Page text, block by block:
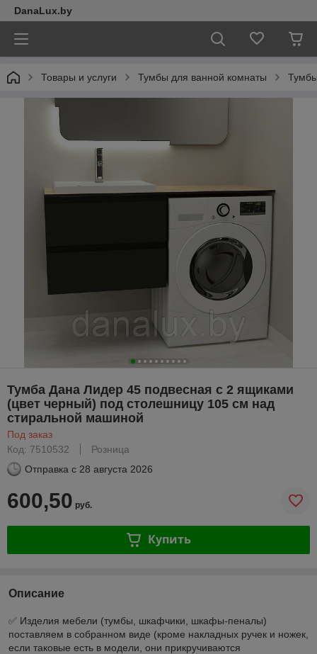
DanaLux.by
Товары и услуги Тумбы для ванной комнаты
Тумба Дана Лидер 45 подвесная с 2 ящиками
(цвет черный) под столешницу 105 см над
стиральной машиной
Под заказ
Код: 7510532
Розница
Отправка с 28 августа 2026
600,50 руб.
Купить
Описание
✅ Изделия мебели (тумбы, шкафчики, шкафы-пеналы)
поставляем в собранном виде (кроме накладных ручек и ножек,
если таковые есть в модели, они прикручиваются